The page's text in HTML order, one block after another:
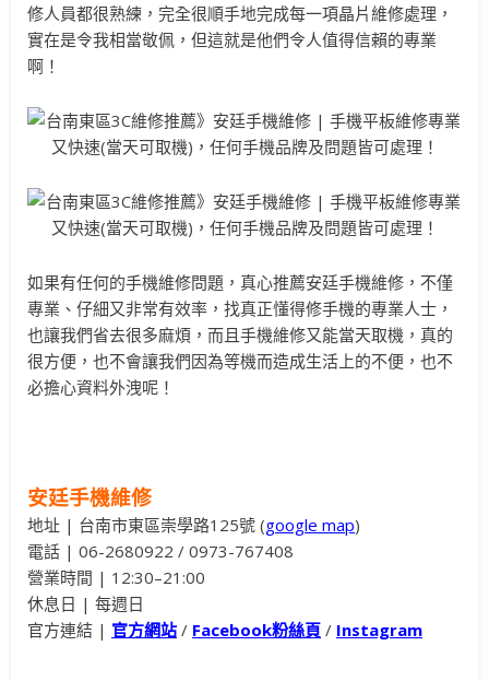
修人員都很熟練，完全很順手地完成每一項晶片維修處理，
實在是令我相當敬佩，但這就是他們令人值得信賴的專業
啊！
如果有任何的手機維修問題，真心推薦安廷手機維修，不僅
專業、仔細又非常有效率，找真正懂得修手機的專業人士，
也讓我們省去很多麻煩，而且手機維修又能當天取機，真的
很方便，也不會讓我們因為等機而造成生活上的不便，也不
必擔心資料外洩呢！
安廷手機維修
地址 | 台南市東區崇學路125號 (google map)
電話 | 06-2680922 / 0973-767408
營業時間 | 12:30–21:00
休息日 | 每週日
官方連結 | 官方網站 / Facebook粉絲頁 / Instagram